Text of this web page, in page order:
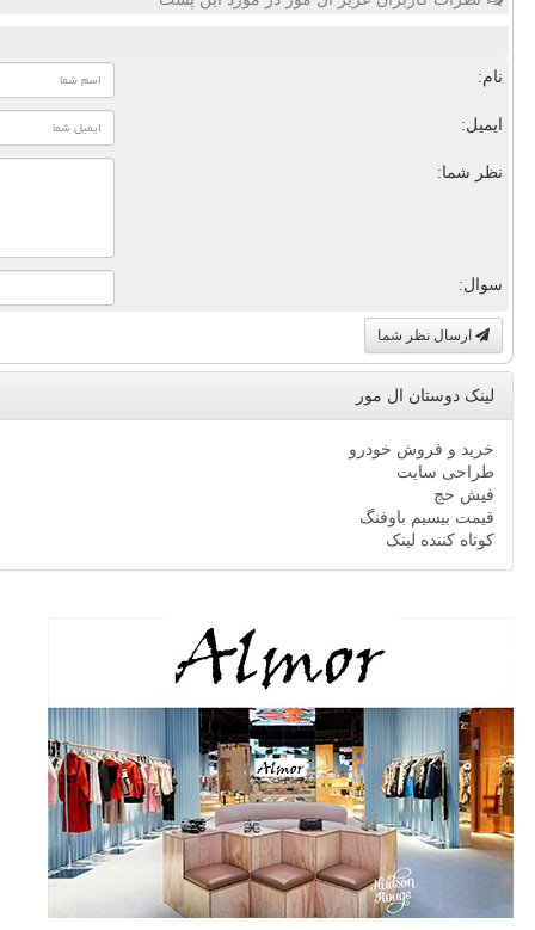
نام:
ایمیل:
نظر شما:
سوال:
ارسال نظر شما
لینک دوستان ال مور
خرید و فروش خودرو
طراحی سایت
فیش حج
قیمت بیسیم باوفنگ
کوتاه کننده لینک